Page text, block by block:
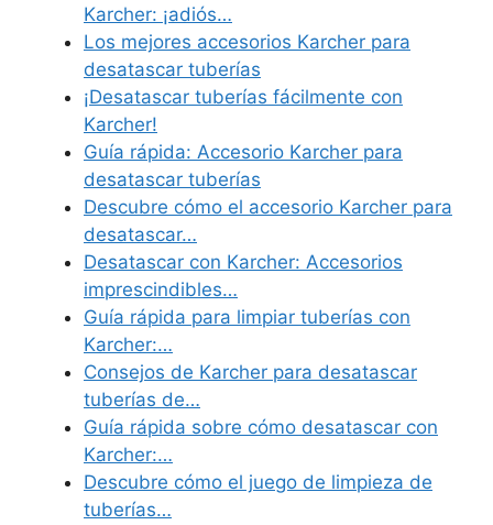
Karcher: ¡adiós…
Los mejores accesorios Karcher para
desatascar tuberías
¡Desatascar tuberías fácilmente con
Karcher!
Guía rápida: Accesorio Karcher para
desatascar tuberías
Descubre cómo el accesorio Karcher para
desatascar…
Desatascar con Karcher: Accesorios
imprescindibles…
Guía rápida para limpiar tuberías con
Karcher:…
Consejos de Karcher para desatascar
tuberías de…
Guía rápida sobre cómo desatascar con
Karcher:…
Descubre cómo el juego de limpieza de
tuberías…